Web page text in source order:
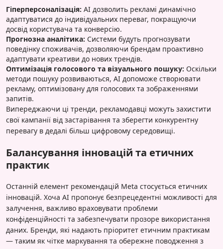
Гіперперсоналізація: AI дозволить рекламі динамічно
адаптуватися до індивідуальних переваг, покращуючи
досвід користувача та конверсію.
Прогнозна аналітика: Системи будуть прогнозувати
поведінку споживачів, дозволяючи брендам проактивно
адаптувати креативи до нових трендів.
Оптимізація голосового та візуального пошуку: Оскільки
методи пошуку розвиваються, AI допоможе створювати
рекламу, оптимізовану для голосових та зображеннями
запитів.
Випереджаючи ці тренди, рекламодавці можуть захистити
свої кампанії від застарівання та зберегти конкурентну
перевагу в дедалі більш цифровому середовищі.
Балансування інновацій та етичних
практик
Останній елемент рекомендацій Meta стосується етичних
інновацій. Хоча AI пропонує безпрецедентні можливості для
залучення, важливо враховувати проблеми
конфіденційності та забезпечувати прозоре використання
даних. Бренди, які надають пріоритет етичним практикам
— таким як чітке маркування та обережне поводження з